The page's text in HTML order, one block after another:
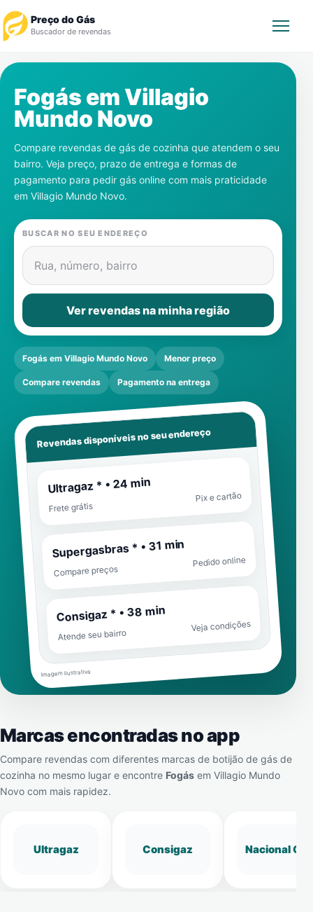
Preço do Gás
Buscador de revendas
Revendedor
Notícias
Cadastre-se
Gás
Contatos
Fogás em Villagio
Mundo Novo
Compare revendas de gás de cozinha que atendem o seu
bairro. Veja preço, prazo de entrega e formas de
pagamento para pedir gás online com mais praticidade
em Villagio Mundo Novo.
BUSCAR NO SEU ENDEREÇO
Rua, número, bairro
Ver revendas na minha região
Fogás em Villagio Mundo Novo Menor preço
Compare revendas Pagamento na entrega
Revendas disponíveis no seu endereço
Ultragaz * • 24 min
Frete grátis
Pix e cartão
Supergasbras * • 31 min
Compare preços
Pedido online
Consigaz * • 38 min
Atende seu bairro
Veja condições
Imagem ilustrativa
Marcas encontradas no app
Compare revendas com diferentes marcas de botijão de gás de
cozinha no mesmo lugar e encontre Fogás em Villagio Mundo
Novo com mais rapidez.
Ultragaz Consigaz Nacional Gás